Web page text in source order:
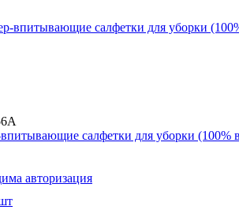
салфетки для уборки (100%
авторизация